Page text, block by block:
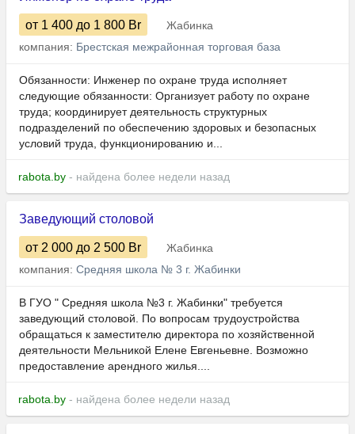
от 1 400 до 1 800 Br
Жабинка
компания: Брестская межрайонная торговая база
Обязанности: Инженер по охране труда исполняет
следующие обязанности: Организует работу по охране
труда; координирует деятельность структурных
подразделений по обеспечению здоровых и безопасных
условий труда, функционированию и...
rabota.by - найдена более недели назад
Заведующий столовой
от 2 000 до 2 500 Br
Жабинка
компания: Средняя школа № 3 г. Жабинки
В ГУО " Средняя школа №3 г. Жабинки" требуется
заведующий столовой. По вопросам трудоустройства
обращаться к заместителю директора по хозяйственной
деятельности Мельникой Елене Евгеньевне. Возможно
предоставление арендного жилья....
rabota.by - найдена более недели назад